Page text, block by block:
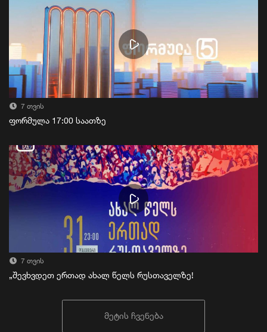
7 თვის
ფორმულა 17:00 საათზე
7 თვის
„შევხვდეთ ერთად ახალ წელს რუსთაველზე!
მეტის ჩვენება